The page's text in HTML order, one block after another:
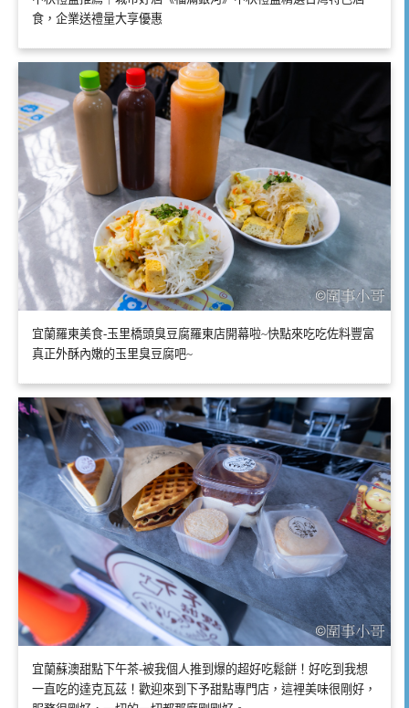
食，企業送禮量大享優惠
宜蘭羅東美食-玉里橋頭臭豆腐羅東店開幕啦~快點來吃吃佐料豐富
真正外酥內嫩的玉里臭豆腐吧~
宜蘭蘇澳甜點下午茶-被我個人推到爆的超好吃鬆餅！好吃到我想
一直吃的達克瓦茲！歡迎來到下予甜點專門店，這裡美味很剛好，